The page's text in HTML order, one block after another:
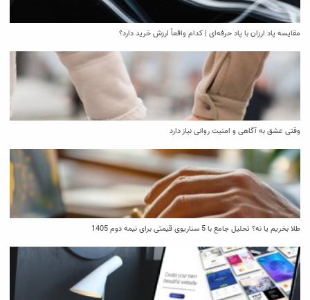
مقایسه پاد ارزان با پاد حرفه‌ای | کدام واقعاً ارزش خرید دارد؟
وقتی عشق به آگاهی و امنیت روانی نیاز دارد
طلا بخریم یا نه؟ تحلیل جامع با 5 سناریوی قیمتی برای نیمه دوم 1405